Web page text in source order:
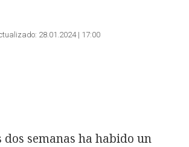
28.01.2024 | 17:00
dos semanas ha habido un